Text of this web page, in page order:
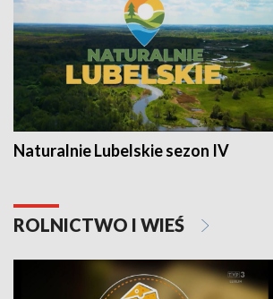
Naturalnie Lubelskie sezon IV
ROLNICTWO I WIEŚ